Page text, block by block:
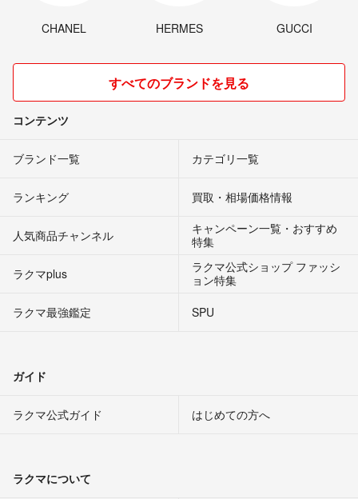
CHANEL HERMES GUCCI
すべてのブランドを見る
コンテンツ
ブランド一覧 カテゴリ一覧
ランキング 買取・相場価格情報
人気商品チャンネル
キャンペーン一覧・おすすめ
特集
ラクマplus
ラクマ公式ショップ ファッシ
ョン特集
ラクマ最強鑑定
SPU
ガイド
ラクマ公式ガイド はじめての方へ
ラクマについて